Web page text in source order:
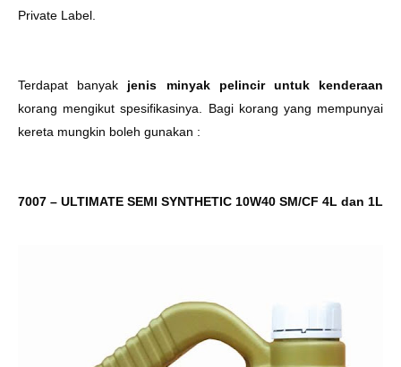
Private Label.
Terdapat banyak jenis minyak pelincir untuk kenderaan
korang mengikut spesifikasinya. Bagi korang yang mempunyai
kereta mungkin boleh gunakan :
7007 – ULTIMATE SEMI SYNTHETIC 10W40 SM/CF 4L dan 1L